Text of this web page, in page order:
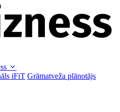
iFiT Grāmatveža plānotājs